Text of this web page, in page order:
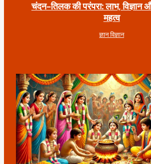
चंदन-तिलक की परंपरा: लाभ, विज्ञान
महत्व
ज्ञान विज्ञान